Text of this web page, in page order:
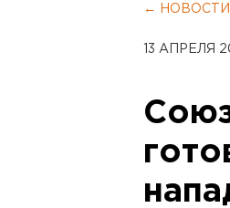
← НОВОСТИ
13 АПРЕЛЯ